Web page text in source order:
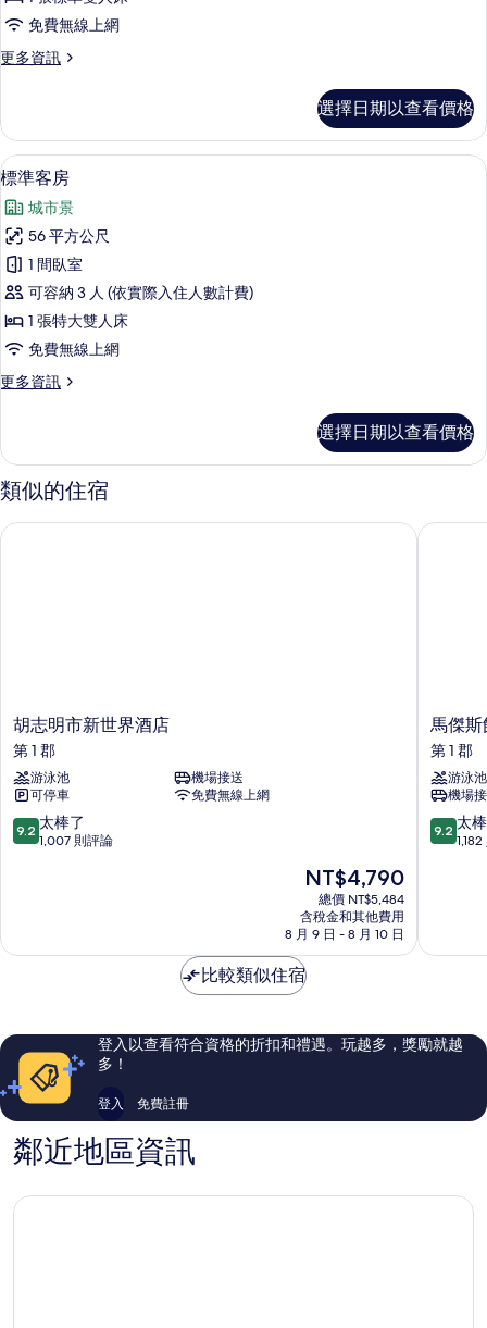
房
(West
Wing)
有
相
片
免費無線上網
更多資訊
更
客
房
(West
的
詳
情
選擇日期以查看價格
顯
示
標
準
客
房
的
所
有
片
標準客房 | 高級寢具、迷你吧、客房內
6
標準客房
城市景
56 平方公尺
1 間臥室
可容納 3 人 (依實際入住人數計費)
1 張特大雙人床
免費無線上網
更多資訊
更
客
房
的
情
選擇日期以查看價格
類似的住宿
胡
志
明
市
新
世
界
胡志明市新世界酒店
第 1 郡
游泳池
機場接送
可停車
免費無線上網
9.2
分，
棒
評
論
9.2 太棒了
1,007 則評論
現
價
格
為
NT$4,790
NT$4,790
總價 NT$5,484
含稅金和其他費用
8 月 9 日 - 8 月 10 日
胡志明市新世界酒店
馬
傑
斯
飯
店
第
1
馬傑斯
第 1 郡
游泳池
機場
9.2
分，
棒
評
論
9.2 太
馬傑斯
比較類似住宿
登入以查看符合資格的折扣和禮遇。玩越多，獎勵就越
多！
登入 免費註冊
鄰近地區資訊